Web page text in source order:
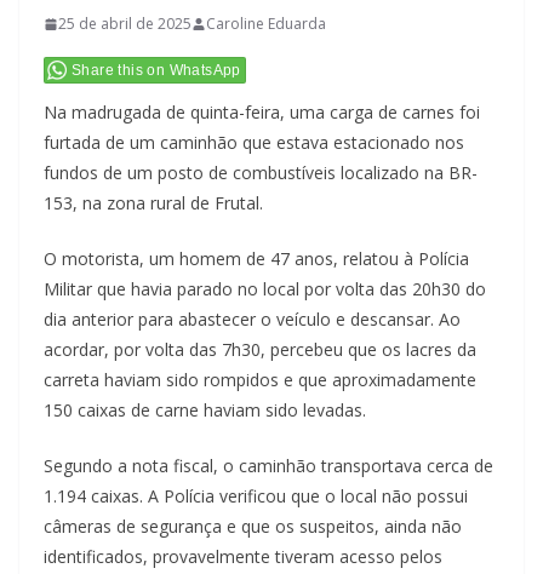
25 de abril de 2025 Caroline Eduarda
Share this on WhatsApp
Na madrugada de quinta-feira, uma carga de carnes foi
furtada de um caminhão que estava estacionado nos
fundos de um posto de combustíveis localizado na BR-
153, na zona rural de Frutal.
O motorista, um homem de 47 anos, relatou à Polícia
Militar que havia parado no local por volta das 20h30 do
dia anterior para abastecer o veículo e descansar. Ao
acordar, por volta das 7h30, percebeu que os lacres da
carreta haviam sido rompidos e que aproximadamente
150 caixas de carne haviam sido levadas.
Segundo a nota fiscal, o caminhão transportava cerca de
1.194 caixas. A Polícia verificou que o local não possui
câmeras de segurança e que os suspeitos, ainda não
identificados, provavelmente tiveram acesso pelos